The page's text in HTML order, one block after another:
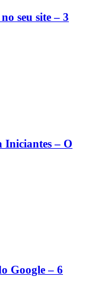
seu site – 3
Iniciantes – O
Google – 6